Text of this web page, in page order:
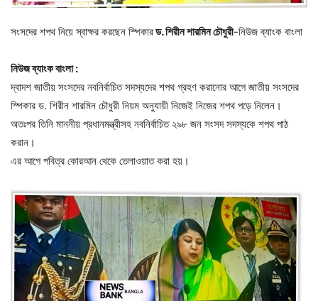
সংসদের শপথ নিয়ে স্বাক্ষর করছেন স্পিকারড. শিরীন শারমিন চৌধুরী-নিউজ ব্যাংক বাংলা
নিউজ ব্যাংক বাংলা :
দ্বাদশ জাতীয় সংসদের নবনির্বাচিত সদস্যদের শপথ গ্রহণ করানোর আগে জাতীয় সংসদের
স্পিকার ড. শিরীন শারমিন চৌধুরী নিয়ম অনুযায়ী নিজেই নিজের শপথ পড়ে নিলেন।
অতঃপর তিনি মাননীয় প্রধানমন্ত্রীসহ নবনির্বাচিত ২৯৮ জন সংসদ সদস্যকে শপথ পাঠ
করান। ‌
এর আগে পবিত্র কোরআন থেকে তেলাওয়াত করা হয়। ‌